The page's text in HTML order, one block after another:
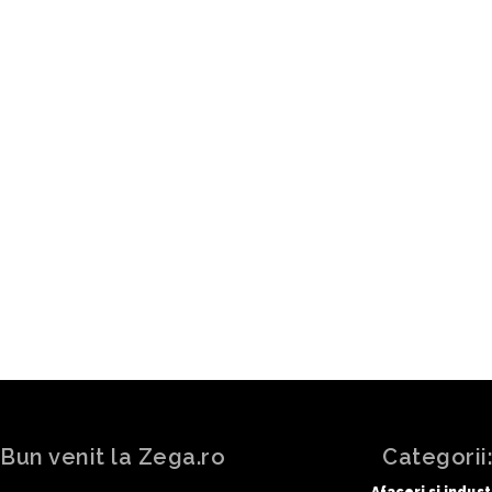
Bun venit la Zega.ro Categorii: